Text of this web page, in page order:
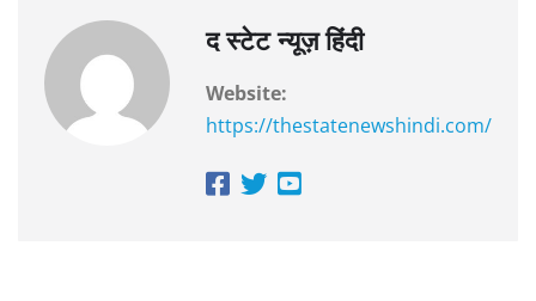
द स्टेट न्यूज़ हिंदी
Website:
https://thestatenewshindi.com/